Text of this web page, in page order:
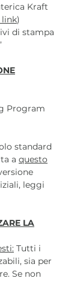
Kraft
link)
di stampa
Program
standard
a questo
leggi
LA
Tutti i
sia per
Se non